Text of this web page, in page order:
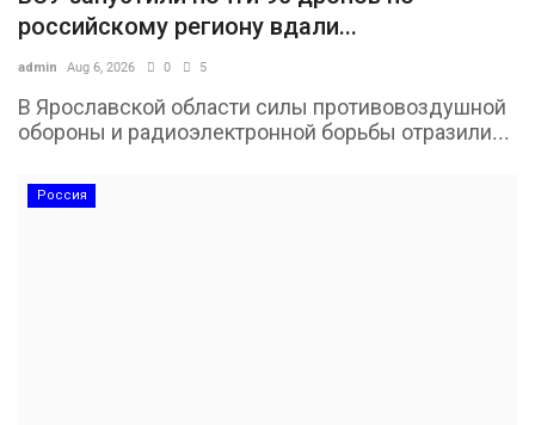
российскому региону вдали...
admin Aug 6, 2026 0 5
В Ярославской области силы противовоздушной
обороны и радиоэлектронной борьбы отразили...
Россия